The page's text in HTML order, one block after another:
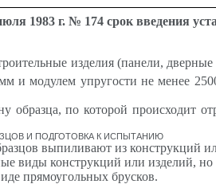
1983 г. № 174 срок введения
изделия (панели,
и модулем упругости не менее
по которой происходит
И ПОДГОТОВКА К ИСПЫТАНИЮ
выпиливают из конструкций
виды конструкций или изделий,
прямоугольных брусков.